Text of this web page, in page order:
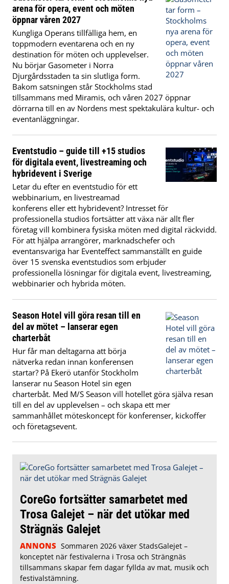
storslagen
galamiddag.
audiovisuell
support. Oavsett
om mötet är
fysiskt, digitalt
eller hybrid ser vi
till att allt
fungerar sömlöst
– så att du kan
fokusera på
innehållet.
+46 (0)10 265 27
14
E-post
meetings@worldofvolvo.com
Webb
Möten & Event –
En levande
mötesplats |
World of Volvo
431 62 Mölndal
info@abymassan.se
Telefon: 0708-
808090 (mitt
nummer, rätt
eller fel)
https://atevent.se/
anlaggningar/abymassan
arena för opera, event och möten
öppnar våren 2027
Kungliga Operans tillfälliga hem, en
toppmodern eventarena och en ny
destination för möten och upplevelser.
Nu börjar Gasometer i Norra
Djurgårdsstaden ta sin slutliga form.
Bakom satsningen står Stockholms stad
tillsammans med Miramis, och våren 2027 öppnar
dörrarna till en av Nordens mest spektakulära kultur- och
eventanläggningar.
Eventstudio – guide till +15 studios
för digitala event, livestreaming och
hybridevent i Sverige
Letar du efter en eventstudio för ett
webbinarium, en livestreamad
konferens eller ett hybridevent? Intresset för
professionella studios fortsätter att växa när allt fler
företag vill kombinera fysiska möten med digital räckvidd.
För att hjälpa arrangörer, marknadschefer och
eventansvariga har Eventeffect sammanställt en guide
över 15 svenska eventstudios som erbjuder
professionella lösningar för digitala event, livestreaming,
webbinarier och hybrida möten.
Season Hotel vill göra resan till en
del av mötet – lanserar egen
charterbåt
Hur får man deltagarna att börja
nätverka redan innan konferensen
startar? På Ekerö utanför Stockholm
lanserar nu Season Hotel sin egen
charterbåt. Med M/S Season vill hotellet göra själva resan
till en del av upplevelsen – och skapa ett mer
sammanhållet möteskoncept för konferenser, kickoffer
och företagsevent.
CoreGo fortsätter samarbetet med
Trosa Galejet – när det utökar med
Strägnäs Galejet
ANNONS Sommaren 2026 växer StadsGalejet –
konceptet när festivalerna i Trosa och Strängnäs
tillsammans skapar fem dagar fyllda av mat, musik och
festivalstämning.